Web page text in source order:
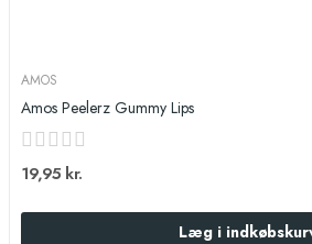
AMOS
Amos Peelerz Gummy Lips
19,95 kr.
Læg i